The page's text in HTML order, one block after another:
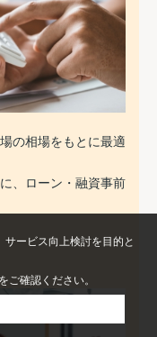
の相場をもとに最適
、ローン・融資事前
ービス向上検討を目的と
をご確認ください。